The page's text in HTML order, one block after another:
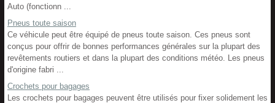
Auto (fonctionn ...
Pneus toute saison
Ce véhicule peut être équipé de pneus toute saison. Ces pneus sont
conçus pour offrir de bonnes performances générales sur la plupart des
revêtements routiers et dans la plupart des conditions météo. Les pneus
d'origine fabri ...
Crochets pour bagages
Les crochets pour bagages peuvent être utilisés pour fixer solidement les